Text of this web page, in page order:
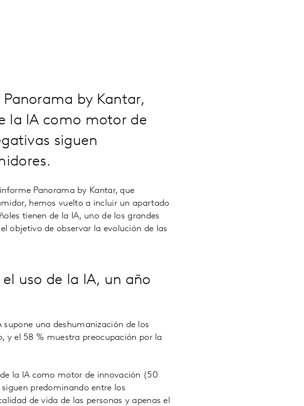
by Kantar,
la IA como motor de
siguen
Panorama by Kantar, que
hemos vuelto a incluir un apartado
tienen de la IA, uno de los grandes
objetivo de observar la evolución de las
uso de la IA, un año
supone una deshumanización de los
y el 58 % muestra preocupación por la
la IA como motor de innovación (50
predominando entre los
de vida de las personas y apenas el